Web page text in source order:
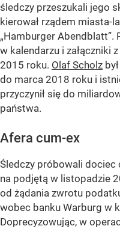
śledczy przeszukali jego
kierował rządem miasta-
„Hamburger Abendblatt”.
w kalendarzu i załączniki
2015 roku. Olaf Scholz
do marca 2018 roku i
przyczynił się do
państwa.
Afera cum-ex
Śledczy próbowali dociec
na podjętą w listopadzie
od żądania zwrotu
wobec banku Warburg w
Doprecyzowując, w